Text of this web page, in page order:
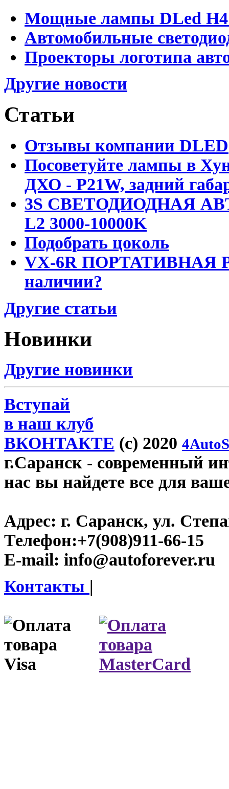
Мощные лампы DLed H4
Автомобильные
Проекторы логотипа
Другие новости
Статьи
Отзывы компании DLED
Посоветуйте лампы в
ДХО - P21W, задний
3S СВЕТОДИОДНАЯ
L2 3000-10000K
Подобрать цоколь
VX-6R ПОРТАТИВНАЯ
наличии?
Другие статьи
Новинки
Другие новинки
Вступай
в наш клуб
ВКОНТАКТЕ (c) 2020
г.Саранск - современный
нас вы найдете все для
Адрес: г. Саранск, ул.
Телефон:+7(908)911-66-15
E-mail: info@autoforever.ru
Контакты |